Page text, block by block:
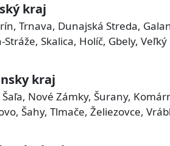
kraj
Trnava, Dunajská Streda,
Stráže, Skalica, Holíč, Gbely,
kraj
Nové Zámky, Šurany,
Šahy, Tlmače, Želiezovce,